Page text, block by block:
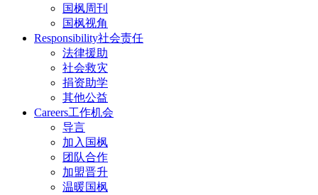
国枫周刊
国枫视角
Responsibility社会责任
法律援助
社会救灾
捐资助学
其他公益
Careers工作机会
导言
加入国枫
团队合作
加盟晋升
温暖国枫